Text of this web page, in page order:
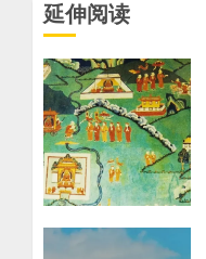
延伸阅读